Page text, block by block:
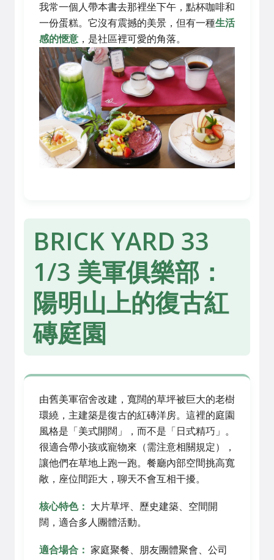
我常一個人帶本書去那裡坐下午，點杯咖啡和
一份蛋糕。它沒有震撼的美景，但有一種生活
感的愜意 ，是社區裡可愛的角落。
BRICK YARD 33
1/3 美軍俱樂部：
陽明山上的復古紅
磚庭園
由舊美軍宿舍改建，寬闊的草坪被巨大的老樹
環繞，主建築是復古的紅磚洋房。這裡的庭園
風格是「美式開闊」，而不是「日式精巧」。
很適合帶小孩或寵物來（需注意相關規定），
讓他們在草地上跑一跑。餐廳內部空間挑高寬
敞，座位間距大，聊天不會互相干擾。
核心特色：
大片草坪、歷史建築、空間開
闊，適合多人團體活動。
適合場合： 家庭聚餐、朋友團體聚會、公司